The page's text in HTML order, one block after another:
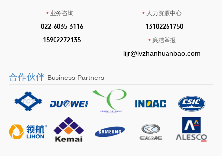
•业务咨询
022-6035 3116
15902272135
• 人力资源中心
13102261750
• 廉洁举报
lijr@lvzhanhuanbao.com
合作伙伴 Business Partners